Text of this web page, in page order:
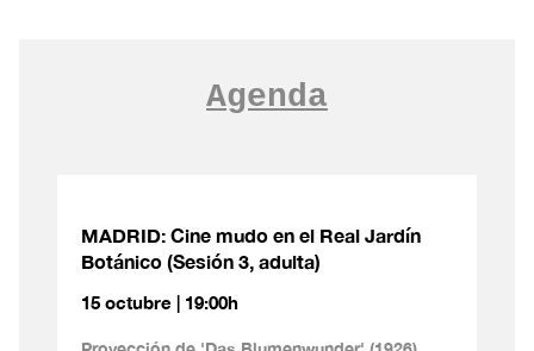
Agenda
MADRID: Cine mudo en el Real Jardín
Botánico (Sesión 3, adulta)
15 octubre | 19:00h